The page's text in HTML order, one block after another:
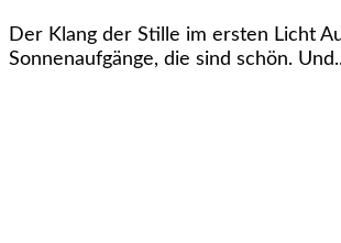
Der Klang der Stille im ersten Licht
Sonnenaufgänge, die sind schön.